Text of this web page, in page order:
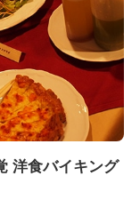
洋食バイキング